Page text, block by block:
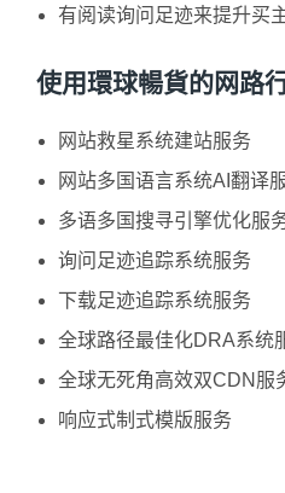
有阅读询问足迹来提升买
使用環球暢貨的网路
网站救星系统建站服务
网站多国语言系统AI翻译
多语多国搜寻引擎优化服
询问足迹追踪系统服务
下载足迹追踪系统服务
全球路径最佳化DRA系统
全球无死角高效双CDN服
响应式制式模版服务